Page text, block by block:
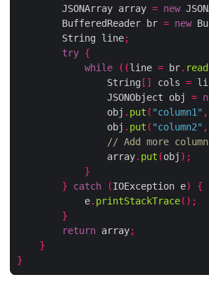
        JSONArray array
= new
        BufferedReader br
= new
        String line
;
try {
while
((line = br.
                String
[] cols =
                JSONObject obj
=
                obj
. put ( "column1" ,
                obj
. put ( "column2" ,
// Add more
                array
. put (obj );
}
}
catch (IOException e)
{
            e
. printStackTrace();
}
return array;
}
}